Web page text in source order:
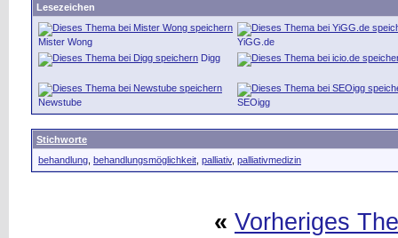
Lesezeichen
Mister Wong
YiGG.de
Digg
Newstube SEOigg
Stichworte
behandlung behandlungsmöglichkeit palliativ, palliativmedizin
« Vorheriges